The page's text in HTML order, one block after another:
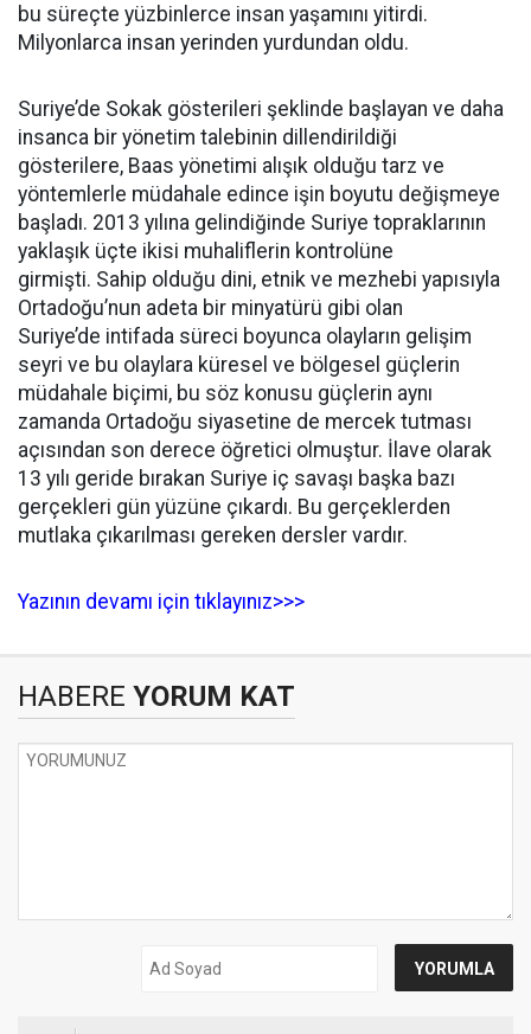
bu süreçte yüzbinlerce insan yaşamını yitirdi.
Milyonlarca insan yerinden yurdundan oldu.
Suriye’de Sokak gösterileri şeklinde başlayan ve daha
insanca bir yönetim talebinin dillendirildiği
gösterilere, Baas yönetimi alışık olduğu tarz ve
yöntemlerle müdahale edince işin boyutu değişmeye
başladı. 2013 yılına gelindiğinde Suriye topraklarının
yaklaşık üçte ikisi muhaliflerin kontrolüne
girmişti. Sahip olduğu dini, etnik ve mezhebi yapısıyla
Ortadoğu’nun adeta bir minyatürü gibi olan
Suriye’de intifada süreci boyunca olayların gelişim
seyri ve bu olaylara küresel ve bölgesel güçlerin
müdahale biçimi, bu söz konusu güçlerin aynı
zamanda Ortadoğu siyasetine de mercek tutması
açısından son derece öğretici olmuştur. İlave olarak
13 yılı geride bırakan Suriye iç savaşı başka bazı
gerçekleri gün yüzüne çıkardı. Bu gerçeklerden
mutlaka çıkarılması gereken dersler vardır.
Yazının devamı için tıklayınız>>>
HABERE YORUM KAT